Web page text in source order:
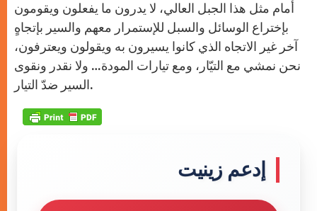
أمام مثل هذا الجبل العالي، لا يدرون ما يفعلون ويقومون
بإختراع الوسائل والسبل للإستمرار معهم والسير بإتجاهٍ
آخر غير الاتجاه الذي كانوا يسيرون به ويقولون ويعترفون،
نحن نمشي مع التيّار، ومع تيارات المودة… ولا نقدر ونقوى
السير ضدّ التيار.
إدعم زينيت